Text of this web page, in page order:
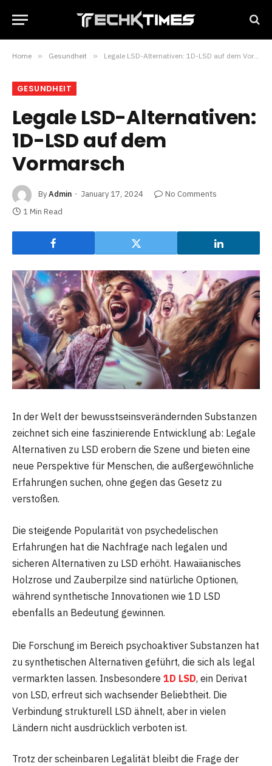
Home » Gesundheit » Legale LSD-Alternativen: 1D-LSD auf dem Vormarsch
GESUNDHEIT
Legale LSD-Alternativen:
1D-LSD auf dem
Vormarsch
ByAdmin January 17, 2024
No Comments
1 Min Read
In der Welt der bewusstseinsverändernden Substanzen
zeichnet sich eine faszinierende Entwicklung ab: Legale
Alternativen zu LSD erobern die Szene und bieten eine
neue Perspektive für Menschen, die außergewöhnliche
Erfahrungen suchen, ohne gegen das Gesetz zu
verstoßen.
Die steigende Popularität von psychedelischen
Erfahrungen hat die Nachfrage nach legalen und
sicheren Alternativen zu LSD erhöht. Hawaiianisches
Holzrose und Zauberpilze sind natürliche Optionen,
während synthetische Innovationen wie 1D LSD
ebenfalls an Bedeutung gewinnen.
Die Forschung im Bereich psychoaktiver Substanzen hat
zu synthetischen Alternativen geführt, die sich als legal
vermarkten lassen. Insbesondere 1D LSD, ein Derivat
von LSD, erfreut sich wachsender Beliebtheit. Die
Verbindung strukturell LSD ähnelt, aber in vielen
Ländern nicht ausdrücklich verboten ist.
Trotz der scheinbaren Legalität bleibt die Frage der